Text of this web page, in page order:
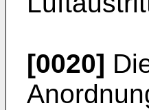
[0020]